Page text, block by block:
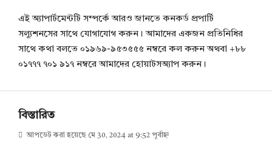
এই অ্যাপার্টমেন্টটি সম্পর্কে আরও জানতে কনকর্ড প্রপার্টি
সল্যুশনসের সাথে যোগাযোগ করুন। আমাদের একজন প্রতিনিধির
সাথে কথা বলতে ০১৯৬৯-৯৫৩৫৫৫ নম্বরে কল করুন অথবা +৮৮
০১৭৭৭ ৭০১ ৯১৭ নম্বরে আমাদের হোয়াটসঅ্যাপ করুন।
বিস্তারিত
আপডেট করা হয়েছে মে 30, 2024 at 9:52 পূর্বাহ্ন